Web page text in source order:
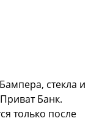
стекла и
Банк.
только после